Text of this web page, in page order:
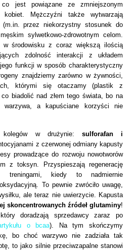
co jest powiązane ze zmniejszonym
kobiet. Mężczyźni także wytwarzają
przez niekorzystny stosunek do
sylwetkowo-zdrowotnym celom.
w środowisku z coraz większą ilością
zdolność interakcji z układem
jego funkcji w sposób charakterystyczny
znajdziemy zarówno w żywności,
którymi się otaczamy (plastik z
biadolić nad złem tego świata, bo na
warzywa, a kapuściane korzyści nie
w drużynie: sulforafan i
z czerwonej odmiany kapusty
prowadzące do rozwoju nowotworów
z toksyn. Przyspieszają regenerację
treningami, kiedy to nadmiernie
To pewnie zwróciło uwagę,
ale teraz nie uwierzycie. Kapusta
skoncentrowanych źródeł glutaminy!
doradzają sprzedawcy zaraz po
o bcaa).
Na tym skończymy
bo choć warzywo nie zadziała tak
to jako silnie przeciwzapalne stanowi